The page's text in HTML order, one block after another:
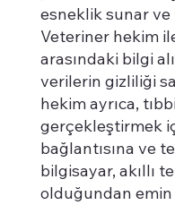
esneklik sunar
Veteriner hekim
arasındaki bilgi
verilerin gizliliği
hekim ayrıca,
gerçekleştirmek
bağlantısına ve
bilgisayar, akıllı
olduğundan emin